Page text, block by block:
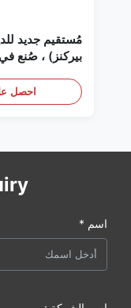
مُستقيم جديد
بيركنز) ، صُنع
(بيركنز) ، كل
احصل
اسم *